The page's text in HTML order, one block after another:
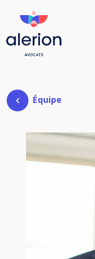
Équipe